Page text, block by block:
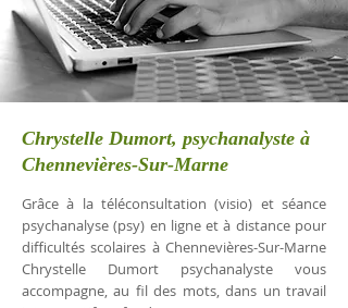
Chrystelle Dumort, psychanalyste à
Chennevières-Sur-Marne
Grâce à la téléconsultation (visio) et séance
psychanalyse (psy) en ligne et à distance pour
difficultés scolaires à Chennevières-Sur-Marne
Chrystelle Dumort psychanalyste vous
accompagne, au fil des mots, dans un travail